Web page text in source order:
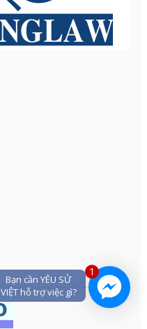
1
Bạn cần YÊU SỬ
VIỆT hỗ trợ việc gì?